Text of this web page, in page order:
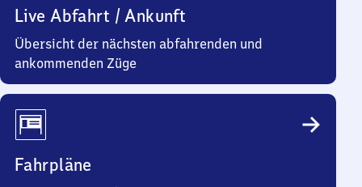
Live Abfahrt / Ankunft
Übersicht der nächsten abfahrenden und
ankommenden Züge
Fahrpläne